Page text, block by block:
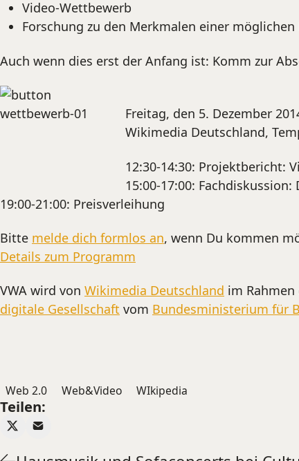
Video-Wettbewerb
Forschung zu den Merkmalen einer
Auch wenn dies erst der Anfang ist: Komm zur
Freitag, den 5. Dezember
Wikimedia Deutschland,
12:30-14:30: Projektbericht:
15:00-17:00:
19:00-21:00: Preisverleihung
Bitte melde dich formlos an, wenn Du kommen
Details zum Programm
VWA wird von Wikimedia Deutschland im Rahmen
digitale Gesellschaft vom Bundesministerium für
Web 2.0 Web&Video WIkipedia
Teilen: